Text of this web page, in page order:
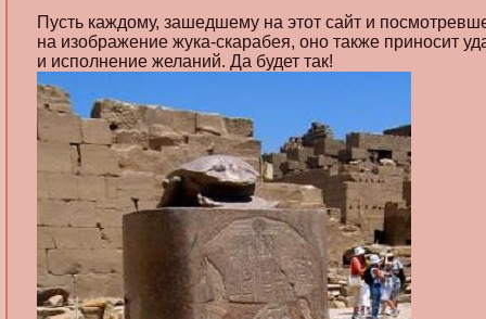
Пусть каждому, зашедшему на этот сайт и
на изображение жука-скарабея, оно также приносит
и исполнение желаний. Да будет так!